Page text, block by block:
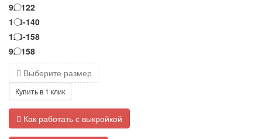
92-122
110-140
128-158
92-158
Выберите размер
Купить в 1 клик
Как работать с выкройкой